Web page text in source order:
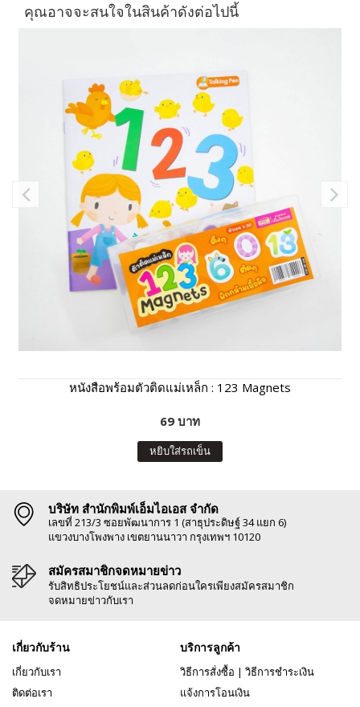
คุณอาจจะสนใจในสินค้าดังต่อไปนี้
หนังสือพร้อมตัวติดแม่เหล็ก : 123 Magnets
69 บาท
หยิบใส่รถเข็น
บริษัท สำนักพิมพ์เอ็มไอเอส จำกัด
เลขที่ 213/3 ซอยพัฒนาการ 1 (สาธุประดิษฐ์ 34 แยก 6)
แขวงบางโพงพาง เขตยานนาวา กรุงเทพฯ 10120
สมัครสมาชิกจดหมายข่าว
รับสิทธิประโยชน์และส่วนลดก่อนใครเพียงสมัครสมาชิก
จดหมายข่าวกับเรา
เกี่ยวกับร้าน
เกี่ยวกับเรา
ติดต่อเรา
บริการลูกค้า
วิธีการสั่งซื้อ | วิธีการชำระเงิน
แจ้งการโอนเงิน